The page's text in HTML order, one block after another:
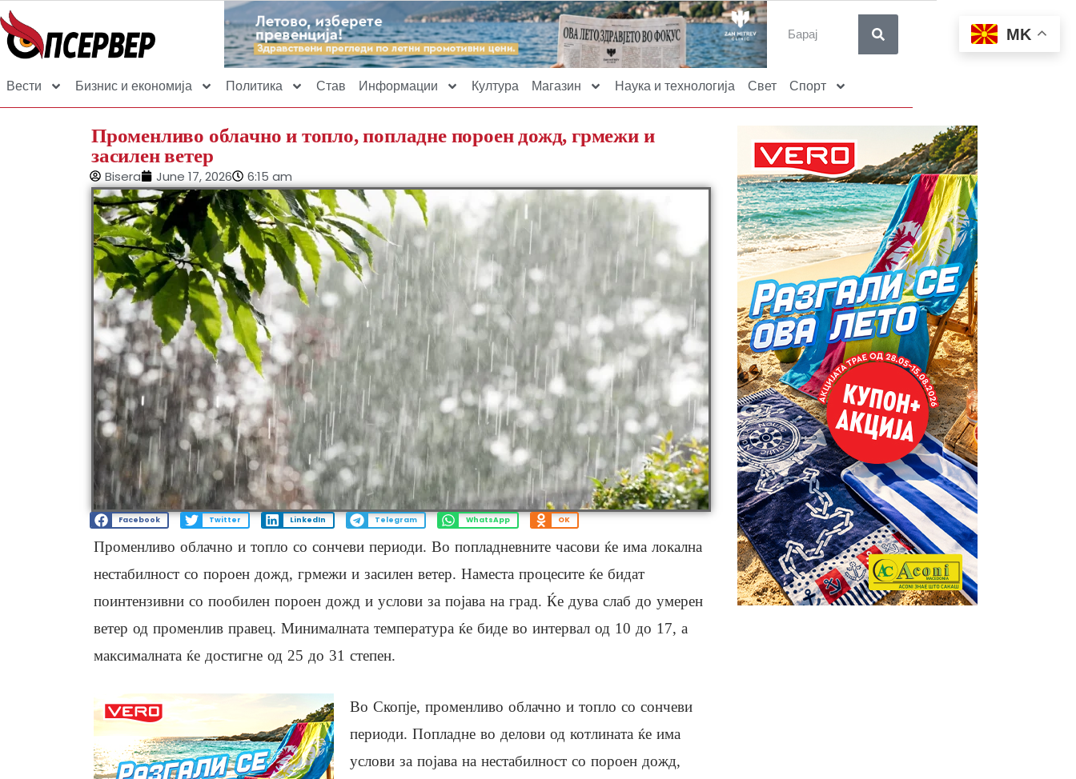
Вести Бизнис и економија Политика Став Информации Култура Магазин Наука и технологија Свет Спорт
Променливо облачно и топло, попладне пороен дожд, грмежи и
засилен ветер
Bisera June 17, 2026 6:15 am
Facebook Twitter LinkedIn Telegram WhatsApp OK
Променливо облачно и топло со сончеви периоди. Во попладневните часови ќе има локална
нестабилност со пороен дожд, грмежи и засилен ветер. Наместа процесите ќе бидат
поинтензивни со пообилен пороен дожд и услови за појава на град. Ќе дува слаб до умерен
ветер од променлив правец. Минималната температура ќе биде во интервал од 10 до 17, а
максималната ќе достигне од 25 до 31 степен.
Во Скопје, променливо облачно и топло со сончеви
периоди. Попладне во делови од котлината ќе има
услови за појава на нестабилност со пороен дожд,
MK